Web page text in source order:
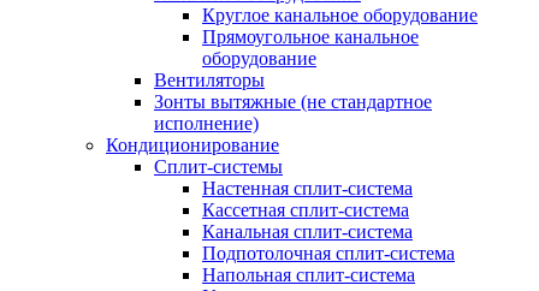
Круглое канальное оборудование
Прямоугольное канальное
оборудование
Вентиляторы
Зонты вытяжные (не стандартное
исполнение)
Кондиционирование
Сплит-системы
Настенная сплит-система
Кассетная сплит-система
Канальная сплит-система
Подпотолочная сплит-система
Напольная сплит-система